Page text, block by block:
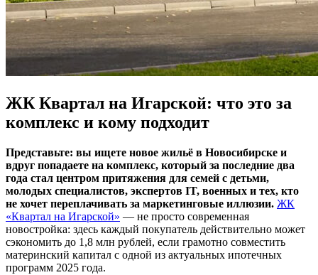
ЖК Квартал на Игарской: что это за
комплекс и кому подходит
Представьте: вы ищете новое жильё в Новосибирске и
вдруг попадаете на комплекс, который за последние два
года стал центром притяжения для семей с детьми,
молодых специалистов, экспертов IT, военных и тех, кто
не хочет переплачивать за маркетинговые иллюзии. ЖК
«Квартал на Игарской» — не просто современная
новостройка: здесь каждый покупатель действительно может
сэкономить до 1,8 млн рублей, если грамотно совместить
материнский капитал с одной из актуальных ипотечных
программ 2025 года.